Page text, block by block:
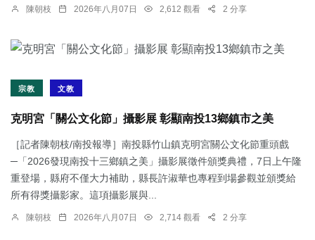
陳朝枝 2026年八月07日 2,612 觀看 2 分享
宗教 文教
克明宮「關公文化節」攝影展 彰顯南投13鄉鎮市之美
［記者陳朝枝/南投報導］南投縣竹山鎮克明宮關公文化節重頭戲
─「2026發現南投十三鄉鎮之美」攝影展徵件頒獎典禮，7日上午隆
重登場，縣府不僅大力補助，縣長許淑華也專程到場參觀並頒獎給
所有得獎攝影家。這項攝影展與...
陳朝枝 2026年八月07日 2,714 觀看 2 分享